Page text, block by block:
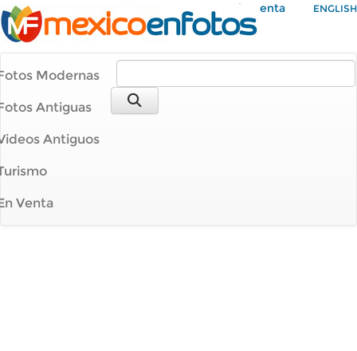
Mi Cuenta ENGLISH
Modernas
Antiguas
Antiguos
Venta